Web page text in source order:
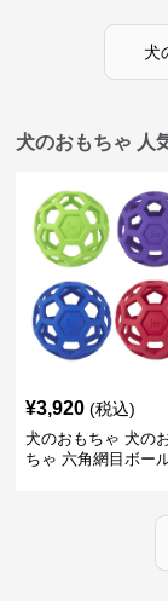
犬
犬のおもちゃ 人
¥3,920 (税込)
犬のおもちゃ 犬の
ちゃ 六角網目ボー